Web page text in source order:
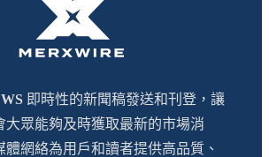
即時性的新聞稿發送和刊登，讓
大眾能夠及時獲取最新的市場消
體網絡為用戶和讀者提供高品質、